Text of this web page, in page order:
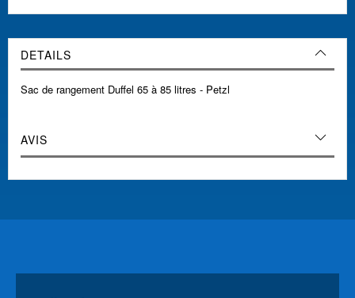
DETAILS
Sac de rangement Duffel 65 à 85 litres - Petzl
AVIS